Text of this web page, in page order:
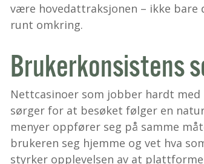
være hovedattraksjonen – ikke bare
runt omkring.
Brukerkonsistens
Nettcasinoer som jobber hardt
sørger for at besøket følger en
menyer oppfører seg på samme
brukeren seg hjemme og vet hva
styrker opplevelsen av at